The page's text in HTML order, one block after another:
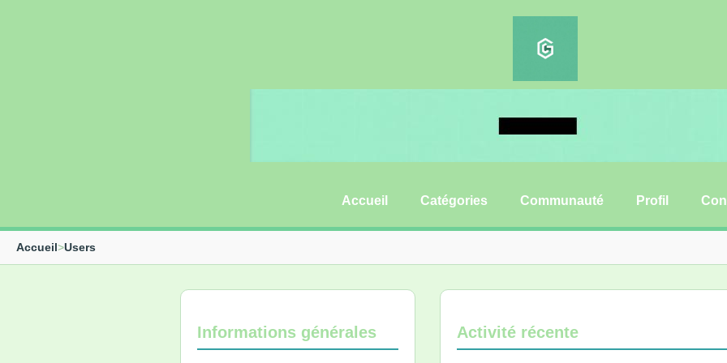
Accueil Catégories Communauté Profil
Accueil>Users
Informations générales Activité récente